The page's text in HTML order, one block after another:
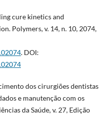
cure kinetics and
Polymers, v. 14, n. 10, 2074,
. DOI:
dos cirurgiões dentistas
e manutenção com os
da Saúde, v. 27, Edição